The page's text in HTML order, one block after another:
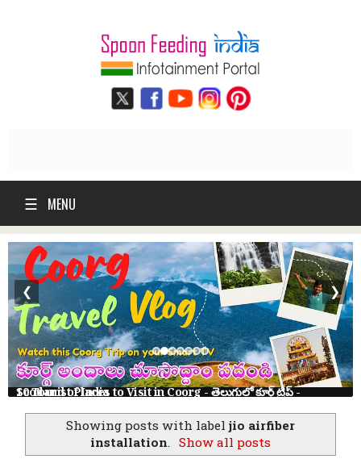
☰ MENU
10 Tourist Places to Visit in Coorg - తెలుగులో కూర్గ్ ట్రిప్ - Scotland of India
❮ ❯
Showing posts with label jio airfiber
installation. Show all posts